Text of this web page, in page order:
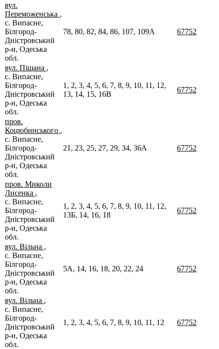
вул.
Переможенська ,
с. Випасне,
Білгород-
Дністровський
р-н, Одеська
обл.
78, 80, 82, 84, 86, 107, 109А 67752
вул. Піщана ,
с. Випасне,
Білгород-
Дністровський
р-н, Одеська
обл.
1, 2, 3, 4, 5, 6, 7, 8, 9, 10, 11, 12,
13, 14, 15, 16В
67752
пров.
Коцюбинського ,
с. Випасне,
Білгород-
Дністровський
р-н, Одеська
обл.
21, 23, 25, 27, 29, 34, 36А 67752
пров. Миколи
Лисенка ,
с. Випасне,
Білгород-
Дністровський
р-н, Одеська
обл.
1, 2, 3, 4, 5, 6, 7, 8, 9, 10, 11, 12,
13Б, 14, 16, 18
67752
вул. Вільна ,
с. Випасне,
Білгород-
Дністровський
р-н, Одеська
обл.
5А, 14, 16, 18, 20, 22, 24 67752
вул. Вільна ,
с. Випасне,
Білгород-
Дністровський
р-н, Одеська
обл.
1, 2, 3, 4, 5, 6, 7, 8, 9, 10, 11, 12 67752